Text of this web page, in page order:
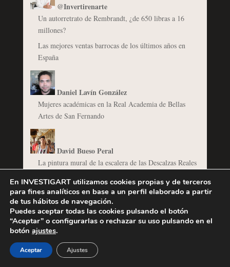
@Invertirenarte
Un autorretrato de Rembrandt, ¿de 650 libras a 16
millones?
Las mejores ventas barrocas de los últimos años en
España
Daniel Lavín González
Mujeres académicas en la Real Academia de Bellas
Artes de San Fernando
David Bueso Peral
La pintura mural de la escalera de las Descalzas Reales
La pieza de los Eminentes Españoles. El X Almirante
de Castilla y su colección de pintura.
Eduardo Puerto Mendoza
Los príncipes olvidados del Museo del Prado
En INVESTIGART utilizamos cookies propias y de terceros
para fines analíticos en base a un perfil elaborado a partir
de tus hábitos de navegación.
Puedes aceptar todas las cookies pulsando el botón
“Aceptar” o configurarlas o rechazar su uso pulsando en el
botón ajustes.
Aceptar Ajustes